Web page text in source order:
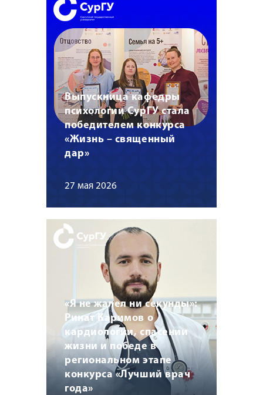
Выпускница кафедры
психологии СурГУ стала
победителем конкурса
«Жизнь – священный
дар»
27 мая 2026
«Я не жалел ни секунды»:
Ринат Каримов о
кардиологии, спасении
жизни и победе в
региональном этапе
конкурса «Лучший врач
года»